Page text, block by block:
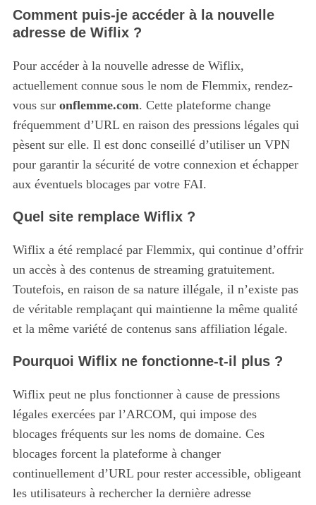
Comment puis-je accéder à la nouvelle
adresse de Wiflix ?
Pour accéder à la nouvelle adresse de Wiflix,
actuellement connue sous le nom de Flemmix, rendez-
vous sur onflemme.com. Cette plateforme change
fréquemment d’URL en raison des pressions légales qui
pèsent sur elle. Il est donc conseillé d’utiliser un VPN
pour garantir la sécurité de votre connexion et échapper
aux éventuels blocages par votre FAI.
Quel site remplace Wiflix ?
Wiflix a été remplacé par Flemmix, qui continue d’offrir
un accès à des contenus de streaming gratuitement.
Toutefois, en raison de sa nature illégale, il n’existe pas
de véritable remplaçant qui maintienne la même qualité
et la même variété de contenus sans affiliation légale.
Pourquoi Wiflix ne fonctionne-t-il plus ?
Wiflix peut ne plus fonctionner à cause de pressions
légales exercées par l’ARCOM, qui impose des
blocages fréquents sur les noms de domaine. Ces
blocages forcent la plateforme à changer
continuellement d’URL pour rester accessible, obligeant
les utilisateurs à rechercher la dernière adresse